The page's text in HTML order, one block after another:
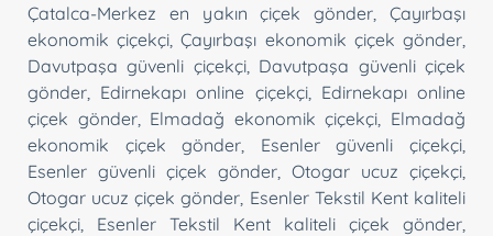
Çatalca-Merkez en yakın çiçek gönder ,Çayırbaşı
ekonomik çiçekçi ,Çayırbaşı ekonomik çiçek gönder
Davutpaşa güvenli çiçekçi, Davutpaşa güvenli çiçek
gönder
Edirnekapı online çiçekçi, Edirnekapı online
çiçek gönder, Elmadağ ekonomik çiçekçi
Elmadağ
ekonomik çiçek gönder
Esenler güvenli çiçekçi
Esenler güvenli çiçek gönder
Otogar ucuz çiçekçi
Otogar ucuz çiçek gönder Esenler Tekstil Kent kaliteli
çiçekçi
Esenler Tekstil Kent kaliteli çiçek gönder